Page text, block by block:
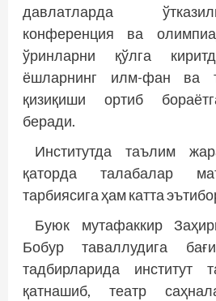
давлатларда
конференция ва
ўринларни қўлга
ёшларнинг илм-фан ва
қизиқиши ортиб
беради.
Институтда таълим
қаторда талабалар
тарбиясига ҳам катта
Буюк мутафаккир
Бобур таваллудига
тадбирларида институт
қатнашиб, театр